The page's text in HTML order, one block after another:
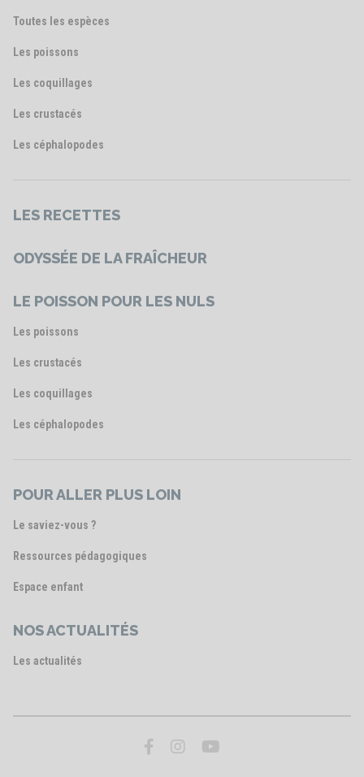
Toutes les espèces
Les poissons
Les coquillages
Les crustacés
Les céphalopodes
LES RECETTES
ODYSSÉE DE LA FRAÎCHEUR
LE POISSON POUR LES NULS
Les poissons
Les crustacés
Les coquillages
Les céphalopodes
POUR ALLER PLUS LOIN
Le saviez-vous ?
Ressources pédagogiques
Espace enfant
NOS ACTUALITÉS
Les actualités